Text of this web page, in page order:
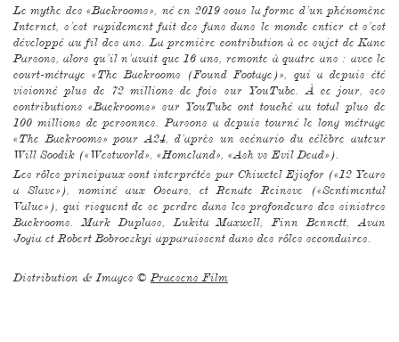
Le mythe des «Backrooms», né en 2019 sous la forme d’un phénomène
Internet, s’est rapidement fait des fans dans le monde entier et s’est
développé au fil des ans. La première contribution à ce sujet de Kane
Parsons, alors qu’il n’avait que 16 ans, remonte à quatre ans : avec le
court-métrage «The Backrooms (Found Footage)», qui a depuis été
visionné plus de 72 millions de fois sur YouTube. À ce jour, ses
contributions «Backrooms» sur YouTube ont touché au total plus de
100 millions de personnes. Parsons a depuis tourné le long métrage
«The Backrooms» pour A24, d’après un scénario du célèbre auteur
Will Soodik («Westworld», «Homeland», «Ash vs Evil Dead»).
Les rôles principaux sont interprétés par Chiwetel Ejiofor («12 Years
a Slave»), nominé aux Oscars, et Renate Reinsve («Sentimental
Value»), qui risquent de se perdre dans les profondeurs des sinistres
Backrooms. Mark Duplass, Lukita Maxwell, Finn Bennett, Avan
Jogia et Robert Bobroczkyi apparaissent dans des rôles secondaires.
Distribution & Images © Praesens Film